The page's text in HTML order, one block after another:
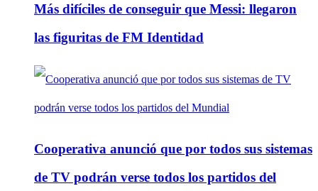
Más difíciles de conseguir que Messi: llegaron
las figuritas de FM Identidad
Cooperativa anunció que por todos sus sistemas
de TV podrán verse todos los partidos del